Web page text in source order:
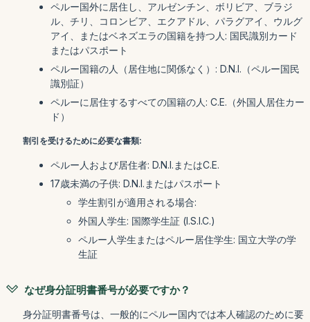
ペルー国外に居住し、アルゼンチン、ボリビア、ブラジ
ル、チリ、コロンビア、エクアドル、パラグアイ、ウルグ
アイ、またはベネズエラの国籍を持つ人: 国民識別カード
またはパスポート
ペルー国籍の人（居住地に関係なく）: D.N.I.（ペルー国民
識別証）
ペルーに居住するすべての国籍の人: C.E.（外国人居住カー
ド）
割引を受けるために必要な書類:
ペルー人および居住者: D.N.I.またはC.E.
17歳未満の子供: D.N.I.またはパスポート
学生割引が適用される場合:
外国人学生: 国際学生証 (I.S.I.C.)
ペルー人学生またはペルー居住学生: 国立大学の学
生証
なぜ身分証明書番号が必要ですか？
身分証明書番号は、一般的にペルー国内では本人確認のために要